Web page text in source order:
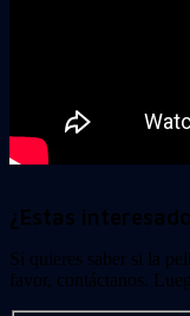
¿Estas
Si quieres saber si la
favor, contáctanos.